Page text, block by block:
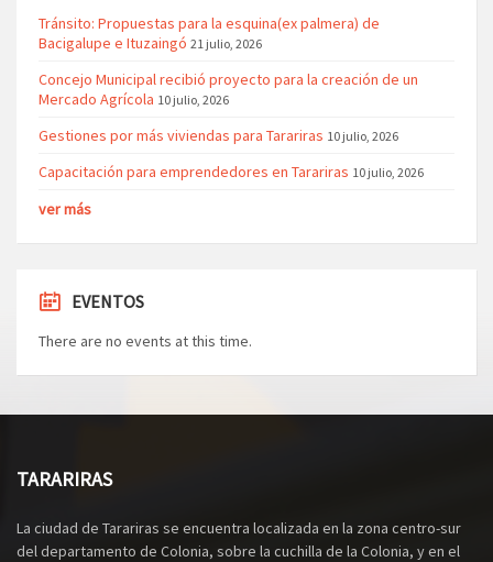
Tránsito: Propuestas para la esquina(ex palmera) de
Bacigalupe e Ituzaingó 21 julio, 2026
Concejo Municipal recibió proyecto para la creación de un
Mercado Agrícola 10 julio, 2026
Gestiones por más viviendas para Tarariras 10 julio, 2026
Capacitación para emprendedores en Tarariras 10 julio, 2026
ver más
EVENTOS
There are no events at this time.
TARARIRAS
La ciudad de Tarariras se encuentra localizada en la zona centro-sur
del departamento de Colonia, sobre la cuchilla de la Colonia, y en el